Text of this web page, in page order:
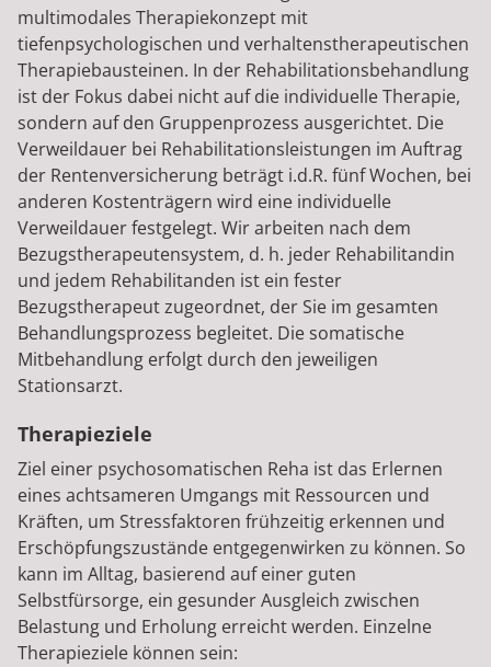
multimodales Therapiekonzept mit
tiefenpsychologischen und verhaltenstherapeutischen
Therapiebausteinen. In der Rehabilitationsbehandlung
ist der Fokus dabei nicht auf die individuelle Therapie,
sondern auf den Gruppenprozess ausgerichtet. Die
Verweildauer bei Rehabilitationsleistungen im Auftrag
der Rentenversicherung beträgt i.d.R. fünf Wochen, bei
anderen Kostenträgern wird eine individuelle
Verweildauer festgelegt. Wir arbeiten nach dem
Bezugstherapeutensystem, d. h. jeder Rehabilitandin
und jedem Rehabilitanden ist ein fester
Bezugstherapeut zugeordnet, der Sie im gesamten
Behandlungsprozess begleitet. Die somatische
Mitbehandlung erfolgt durch den jeweiligen
Stationsarzt.
Therapieziele
Ziel einer psychosomatischen Reha ist das Erlernen
eines achtsameren Umgangs mit Ressourcen und
Kräften, um Stressfaktoren frühzeitig erkennen und
Erschöpfungszustände entgegenwirken zu können. So
kann im Alltag, basierend auf einer guten
Selbstfürsorge, ein gesunder Ausgleich zwischen
Belastung und Erholung erreicht werden. Einzelne
Therapieziele können sein: